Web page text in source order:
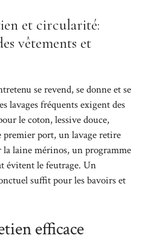
et circularité:
vêtements et
se revend, se donne et se
lavages fréquents exigent des
le coton, lessive douce,
premier port, un lavage retire
la laine mérinos, un programme
évitent le feutrage. Un
suffit pour les bavoirs et
efficace